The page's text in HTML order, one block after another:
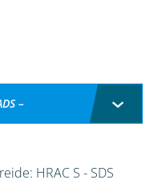
–
HRAC S - SDS